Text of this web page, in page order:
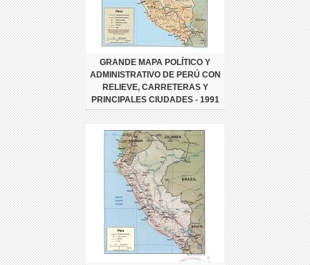
GRANDE MAPA POLÍTICO Y
ADMINISTRATIVO DE PERÚ CON
RELIEVE, CARRETERAS Y
PRINCIPALES CIUDADES - 1991